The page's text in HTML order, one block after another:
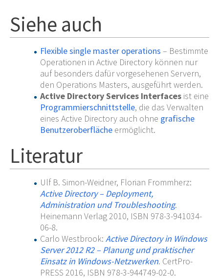
Siehe auch
Flexible single master operations – Bestimmte
Operationen in Active Directory können nur
auf besonders dafür vorgesehenen Servern,
den Operations Masters, ausgeführt werden.
Active Directory Services Interfacesist eine
Programmierschnittstelle, die das Verwalten
eines Active Directory auch ohne grafische
Benutzeroberflächeermöglicht.
Literatur
Ulf B. Simon-Weidner, Florian Frommherz:
Active Directory – Deployment,
Administration und Troubleshooting.
Heinemann Verlag 2010, ISBN 978-3-941034-
06-8.
Carlo Westbrook: Active Directory in Windows
Server 2012 R2 – Planung und praktischer
Einsatz in Windows-Netzwerken. CertPro-
PRESS 2016, ISBN 978-3-944749-02-0.